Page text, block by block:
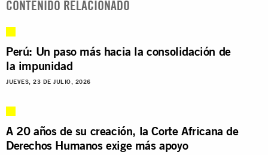
CONTENIDO RELACIONADO
Perú: Un paso más hacia la consolidación de
la impunidad
JUEVES, 23 DE JULIO, 2026
A 20 años de su creación, la Corte Africana de
Derechos Humanos exige más apoyo